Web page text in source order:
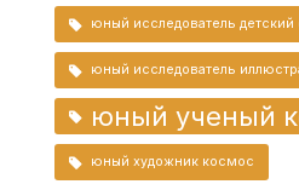
юный исследователь детский
юный исследователь
юный ученый
юный художник космос